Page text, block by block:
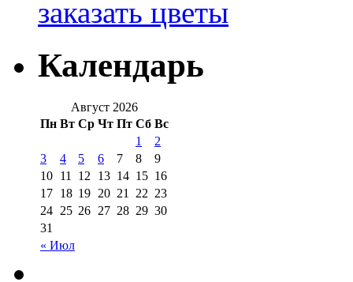
заказать цветы
Календарь
Август 2026
Пн Вт Ср Чт Пт Сб Вс
« Июл
1
2
3
4 5 6 7 8
9
10 11 12 13 14 15 16
17 18 19 20 21 22 23
24 25 26 27 28 29 30
31